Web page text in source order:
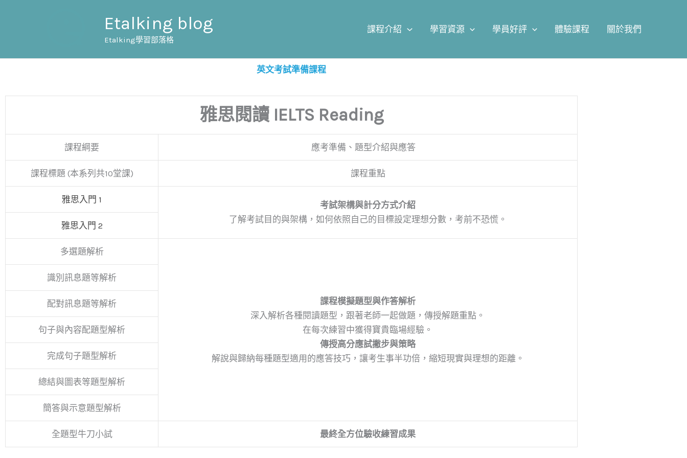
Etalking blog
Etalking學習部落格
課程介紹 學習資源 學員好評 體驗課程 關於我們
英文考試準備課程
雅思閱讀 IELTS Reading
課程綱要 應考準備、題型介紹與應答
課程標題 (本系列共10堂課) 課程重點
雅思入門 1
考試架構與計分方式介紹
了解考試目的與架構，如何依照自己的目標設定理想分數，考前不恐慌。
雅思入門 2
多選題解析
課程模擬題型與作答解析
深入解析各種閱讀題型，跟著老師一起做題，傳授解題重點。
在每次練習中獲得寶貴臨場經驗。
傳授高分應試撇步與策略
解說與歸納每種題型適用的應答技巧，讓考生事半功倍，縮短現實與理想的距離。
識別訊息題等解析
配對訊息題等解析
句子與內容配題型解析
完成句子題型解析
總結與圖表等題型解析
簡答與示意題型解析
全題型牛刀小試 最終全方位驗收練習成果